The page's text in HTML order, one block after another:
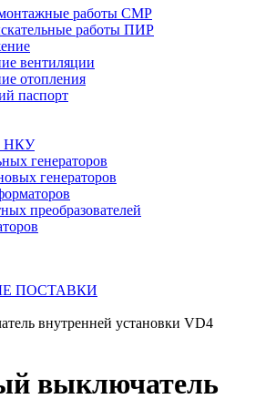
работы СМР
работы ПИР
вентиляции
отопления
паспорт
НКУ
генераторов
генераторов
преобразователей
ПОСТАВКИ
внутренней установки VD4
выключатель